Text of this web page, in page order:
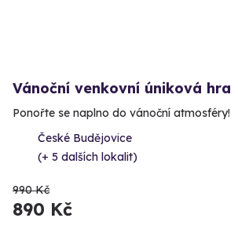
Vánoční venkovní úniková hra
Ponořte se naplno do vánoční atmosféry!
České Budějovice
(+ 5 dalších lokalit)
990 Kč
890 Kč